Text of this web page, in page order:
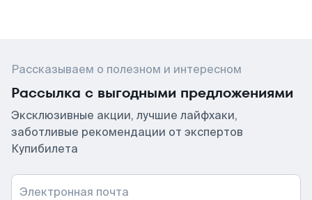
Рассказываем о полезном и интересном
Рассылка с выгодными предложениями
Эксклюзивные акции, лучшие лайфхаки,
заботливые рекомендации от экспертов
Купибилета
Электронная почта